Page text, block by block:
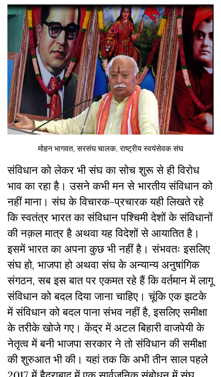
मोहन भागवत, सरसंघ चालक, राष्ट्रीय स्वयंसेवक संघ
संविधान को लेकर भी संघ का सोच शुरू से ही विरोध
भाव का रहा है। उसने कभी मन से भारतीय संविधान को
नहीं माना। संघ के विचारक-प्रचारक यही लिखते रहे
कि स्वतंत्र भारत का संविधान पश्चिमी देशों के संविधानों
की नक़ल मात्र है अथवा यह विदेशों से आयातित है।
इसमें भारत का अपना कुछ भी नहीं है। संभवतः इसलिए
संघ हो, भाजपा हो अथवा संघ के अन्यान्य अनुषांगिक
संगठन, सब इस बात पर एकमत रहे हैं कि वर्तमान में लागू
संविधान को बदल दिया जाना चाहिए। चूंकि एक झटके
में संविधान को बदल पाना संभव नहीं है, इसलिए समीक्षा
के तरीके खोजे गए। केंद्र में अटल बिहारी वाजपेयी के
नेतृत्व में बनी भाजपा सरकार ने तो संविधान की समीक्षा
की शुरुआत भी की। यहां तक कि अभी तीन साल पहले